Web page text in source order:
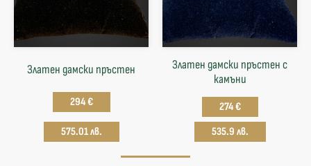
Златен дамски пръстен
294 €
575.01 лв.
Златен дамски пръстен с
камъни
274 €
535.9 лв.